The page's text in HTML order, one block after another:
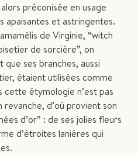
préconisée en usage
apaisantes et astringentes.
de Virginie, “witch
de sorcière”, on
que ses branches, aussi
étaient utilisées comme
étymologie n’est pas
d’où provient son
d’or” : de ses jolies fleurs
d’étroites lanières qui